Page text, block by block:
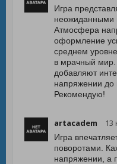
Игра
неожиданными
Атмосфера
оформление
среднем
в мрачный мир.
добавляют
напряжении до
Рекомендую!
artacadem 13
Игра
поворотами.
напряжении, а